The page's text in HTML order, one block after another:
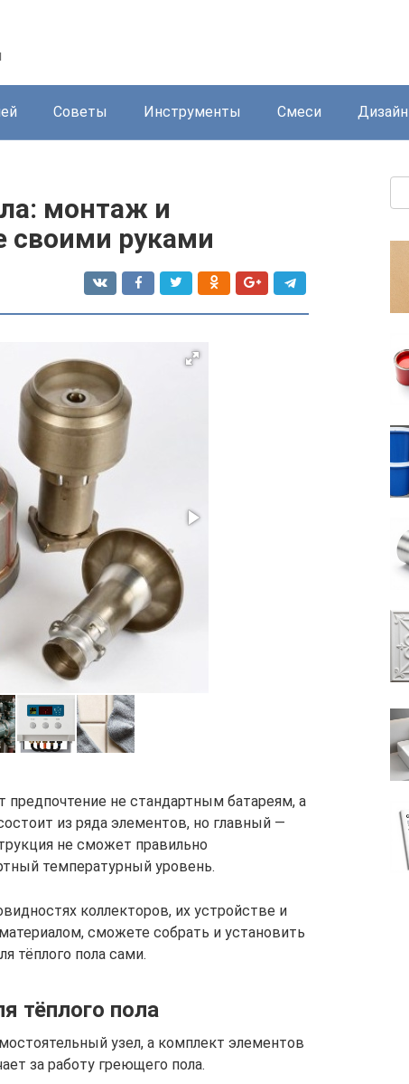
Советы Инструменты Смеси Дизайн
монтаж и
своими руками
не стандартным батареям, а
из ряда элементов, но главный —
не сможет правильно
температурный уровень.
коллекторов, их устройстве и
сможете собрать и установить
тёплого пола сами.
тёплого пола
узел, а комплект элементов
за работу греющего пола.